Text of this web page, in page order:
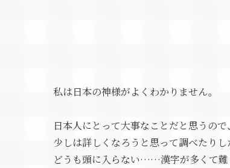
私は日本の神様がよくわかりません。
日本人にとって大事なことだと思うので、
少しは詳しくなろうと思って調べたりし
どうも頭に入らない……漢字が多くて難